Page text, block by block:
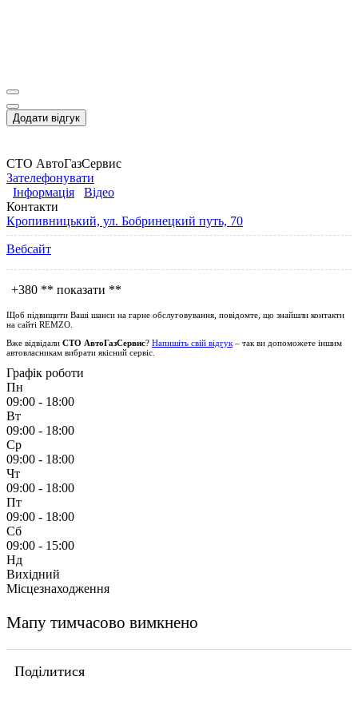
Додати відгук
СТО АвтоГазСервис
Зателефонувати
Інформація
Відео
Контакти
Кропивницький, ул. Бобринецкий путь, 70
Вебсайт
+380 ** показати **
Щоб підвищити Ваші шанси на гарне обслуговування, повідомте, що знайшли контакти
на сайті REMZO
Вже відвідали СТО АвтоГазСервис? Напишіть свій відгук – так ви допоможете іншим
автовласникам вибрати якісний сервіс.
Графік роботи
Пн
09:00 - 18:00
Вт
09:00 - 18:00
Ср
09:00 - 18:00
Чт
09:00 - 18:00
Пт
09:00 - 18:00
Сб
09:00 - 15:00
Нд
Вихідний
Місцезнаходження
Мапу тимчасово вимкнено
Поділитися